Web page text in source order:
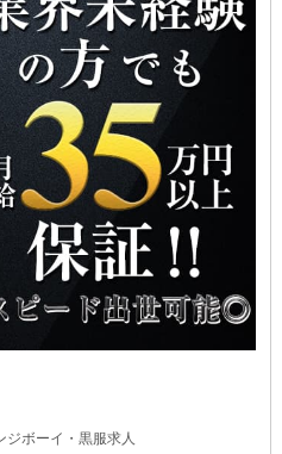
ジボーイ・黒服求人